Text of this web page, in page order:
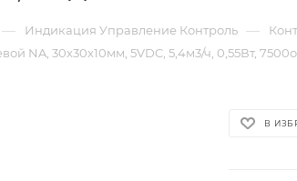
— Индикация Управление Контроль —
NA, 30x30x10мм, 5VDC, 5,4м3/ч, 0,55Вт,
В